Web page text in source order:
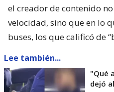
el creador de contenido
velocidad, sino que en lo
buses, los que calificó de
Lee también...
"Qué
dejó